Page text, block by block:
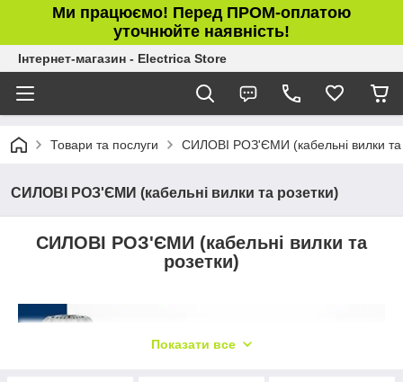
Ми працюємо! Перед ПРОМ-оплатою
уточнюйте наявність!
Інтернет-магазин - Electrica Store
Товари та послуги СИЛОВІ РОЗ'ЄМИ (кабельні вилки та
СИЛОВІ РОЗ'ЄМИ (кабельні вилки та розетки)
СИЛОВІ РОЗ'ЄМИ (кабельні вилки та
розетки)
Показати все